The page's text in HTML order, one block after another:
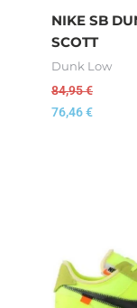
NIKE SB
SCOTT
Dunk Low
84,95€
76,46€